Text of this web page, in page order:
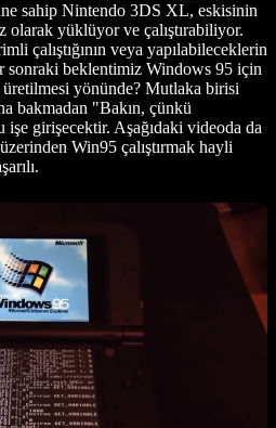
sahip Nintendo 3DS XL, eskisinin
olarak yüklüyor ve çalıştırabiliyor.
çalıştığının veya yapılabileceklerin
sonraki beklentimiz Windows 95 için
yönünde? Mutlaka birisi
bakmadan "Bakın, çünkü
girişecektir. Aşağıdaki videoda da
Win95 çalıştırmak hayli